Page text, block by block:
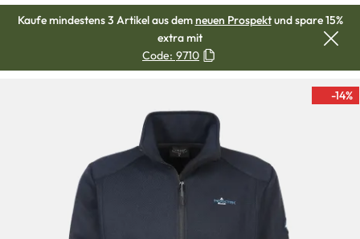
Kaufe mindestens 3 Artikel aus demneuen Prospektund spare 15%
extra mit
Code: 9710
-14%